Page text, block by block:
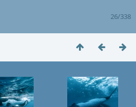
26/338